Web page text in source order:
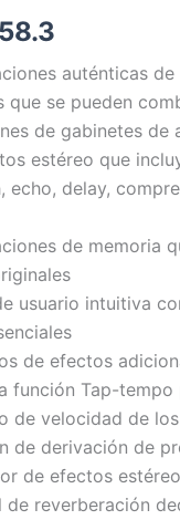
auténticas
que se pueden
de gabinetes de
estéreo que
echo, delay,
de memoria
usuario intuitiva
de efectos
función Tap-
de velocidad de
de derivación de
de efectos
de reverberación